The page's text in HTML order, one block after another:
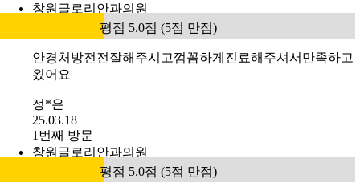
창원글로리안과의원
평점 5.0점 (5점 만점)
안경처방전전잘해주시고껌꼼하게진료해주셔서만족하고
욌어요
정*은
25.03.18
1번째 방문
창원글로리안과의원
평점 5.0점 (5점 만점)